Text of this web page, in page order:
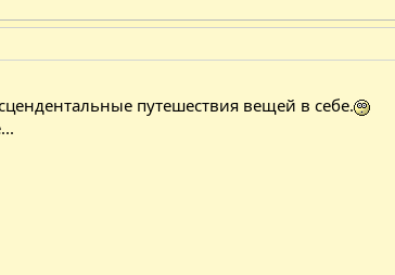
путешествия вещей в себе.